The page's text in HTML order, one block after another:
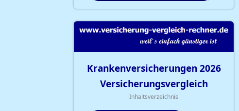
Krankenversicherungen 2026
Versicherungsvergleich
Inhaltsverzeichnis